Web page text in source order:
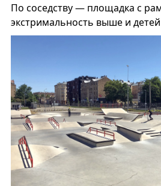
По соседству — площадка с
экстримальность выше и